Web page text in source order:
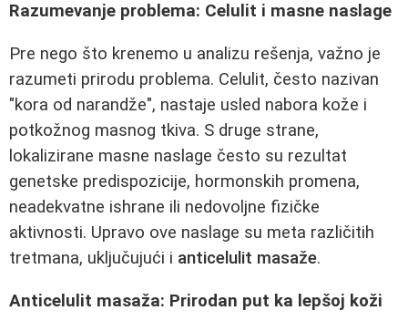
Razumevanje problema: Celulit i masne naslage
Pre nego što krenemo u analizu rešenja, važno je
razumeti prirodu problema. Celulit, često nazivan
"kora od narandže", nastaje usled nabora kože i
potkožnog masnog tkiva. S druge strane,
lokalizirane masne naslage često su rezultat
genetske predispozicije, hormonskih promena,
neadekvatne ishrane ili nedovoljne fizičke
aktivnosti. Upravo ove naslage su meta različitih
tretmana, uključujući i anticelulit masaže.
Anticelulit masaža: Prirodan put ka lepšoj koži